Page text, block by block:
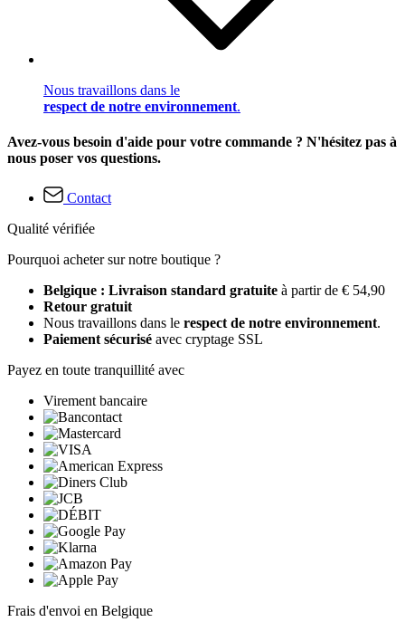
Nous travaillons dans le
respect de notre environnement.
Avez-vous besoin d'aide pour votre commande ? N'hésitez pas à
nous poser vos questions.
Contact
Qualité vérifiée
Pourquoi acheter sur notre boutique ?
Belgique : Livraison standard gratuite à partir de € 54,90
Retour gratuit
Nous travaillons dans le respect de notre environnement.
Paiement sécurisé avec cryptage SSL
Payez en toute tranquillité avec
Virement bancaire
Frais d'envoi en Belgique